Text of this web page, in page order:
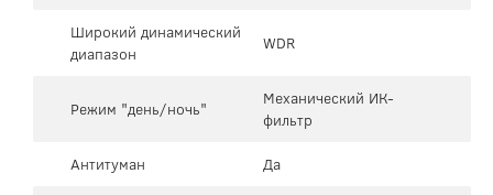
Широкий динамический
диапазон
WDR
Режим "день/ночь"
Механический ИК-
фильтр
Антитуман
Да